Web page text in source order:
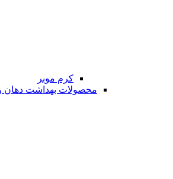
کرم موبر
محصولات بهداشت دهان